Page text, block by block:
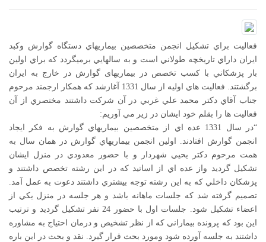
فعاليت براي تشكيل انجمن متخصصين بيماريهاي دستگاه گوارش وكبد
ايران داراي تاريخچه طولاني است و به سالهایي برميگردد كه براي اولين
بار پزشكاني با كسب تخصص در بيماري­های گوارش در خارج به ايران
برگشتند. فعاليت هاي اوليه از سال 1331 آغازشد كه همكار ارجمند مرحوم
جناب آقاي دكتر محمد علي غربي در آن شركت داشتند مختصري از آن
فعاليت ها را بقلم خود ايشان در زير مي آوريم:
“در سال 1331 عده اي از متخصصين بيماريهاي گوارش به فكر ايجاد
انجمن گوارش افتادند. اولين انجمن بيماريهاي گوارش در همان سال به
همت مرحوم دكتر يحيي شهردار و با حضور معدودي در منزل ايشان
تشكيل گرديد واز عده اي از اساتيد كه در اين رشته تخصص داشتند و
پزشكان داخلي كه به اين رشته توجه بيشتري داشتند دعوت به عمل آمد.
تصميم گرفته شد كه جلسات ماهانه باشد و هر جلسه در منزل يكي از
اعضاء تشكيل شود. جلسات اول با حضور 24 نفر تشكيل گرديد و ترتيب
اين بود كه پرونده بيماراني كه از نظر تشخيص و درمان احتياج به مشاوره
داشتند به جلسه آورده شود ومورد بحث قرار گيرد. نقد و بحث در اين باره